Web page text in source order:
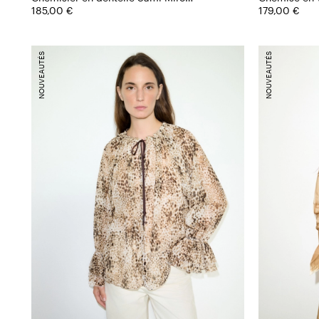
&Co.llaboration
185,00 €
manchette
179,00 €
NOUVEAUTÉS NOUVEAUTÉS